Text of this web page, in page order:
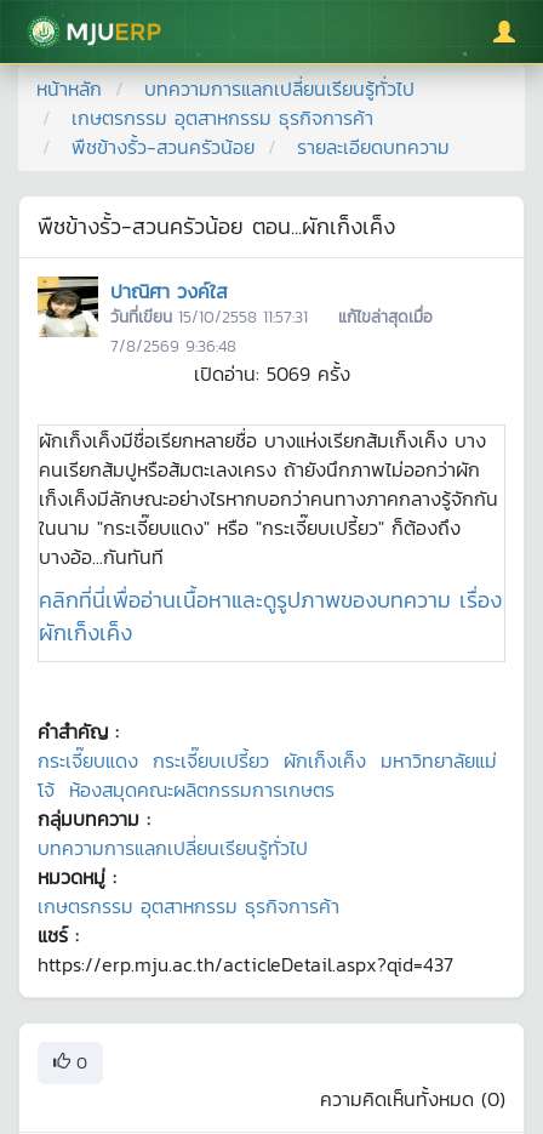
มหาวิทยาลัยแม่โจ้
หน้าหลัก
บทความการแลกเปลี่ยนเรียนรู้ทั่วไป
เกษตรกรรม อุตสาหกรรม ธุรกิจการค้า
พืชข้างรั้ว-สวนครัวน้อย
รายละเอียดบทความ
พืชข้างรั้ว-สวนครัวน้อย ตอน...ผักเก็งเค็ง
ปาณิศา วงค์ใส
วันที่เขียน 15/10/2558 11:57:31
แก้ไขล่าสุดเมื่อ
7/8/2569 9:36:48
เปิดอ่าน: 5069 ครั้ง
ผักเก็งเค็งมีชื่อเรียกหลายชื่อ บางแห่งเรียกส้มเก็งเค็ง บาง
คนเรียกส้มปูหรือส้มตะเลงเครง ถ้ายังนึกภาพไม่ออกว่าผัก
เก็งเค็งมีลักษณะอย่างไรหากบอกว่าคนทางภาคกลางรู้จักกัน
ในนาม "กระเจี๊ยบแดง" หรือ "กระเจี๊ยบเปรี้ยว" ก็ต้องถึง
บางอ้อ...กันทันที
คลิกที่นี่เพื่ออ่านเนื้อหาและดูรูปภาพของบทความ เรื่อง
ผักเก็งเค็ง
คำสำคัญ :
กระเจี๊ยบแดง กระเจี๊ยบเปรี้ยว ผักเก็งเค็ง มหาวิทยาลัยแม่
โจ้ ห้องสมุดคณะผลิตกรรมการเกษตร
กลุ่มบทความ :
บทความการแลกเปลี่ยนเรียนรู้ทั่วไป
หมวดหมู่ :
เกษตรกรรม อุตสาหกรรม ธุรกิจการค้า
แชร์ :
https://erp.mju.ac.th/acticleDetail.aspx?qid=437
0
ความคิดเห็นทั้งหมด (0)